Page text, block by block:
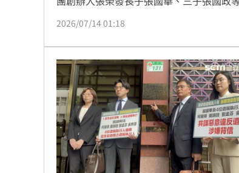
以1000萬元交保。而檢調追查發現，張國華
（EIS）15.7萬張股票，成本少了110億餘
使EIS得負擔近23億餘元股利稅額，公司
權益受損，恐有涉犯背信罪之虞，持續追
2026/07/14 01:18